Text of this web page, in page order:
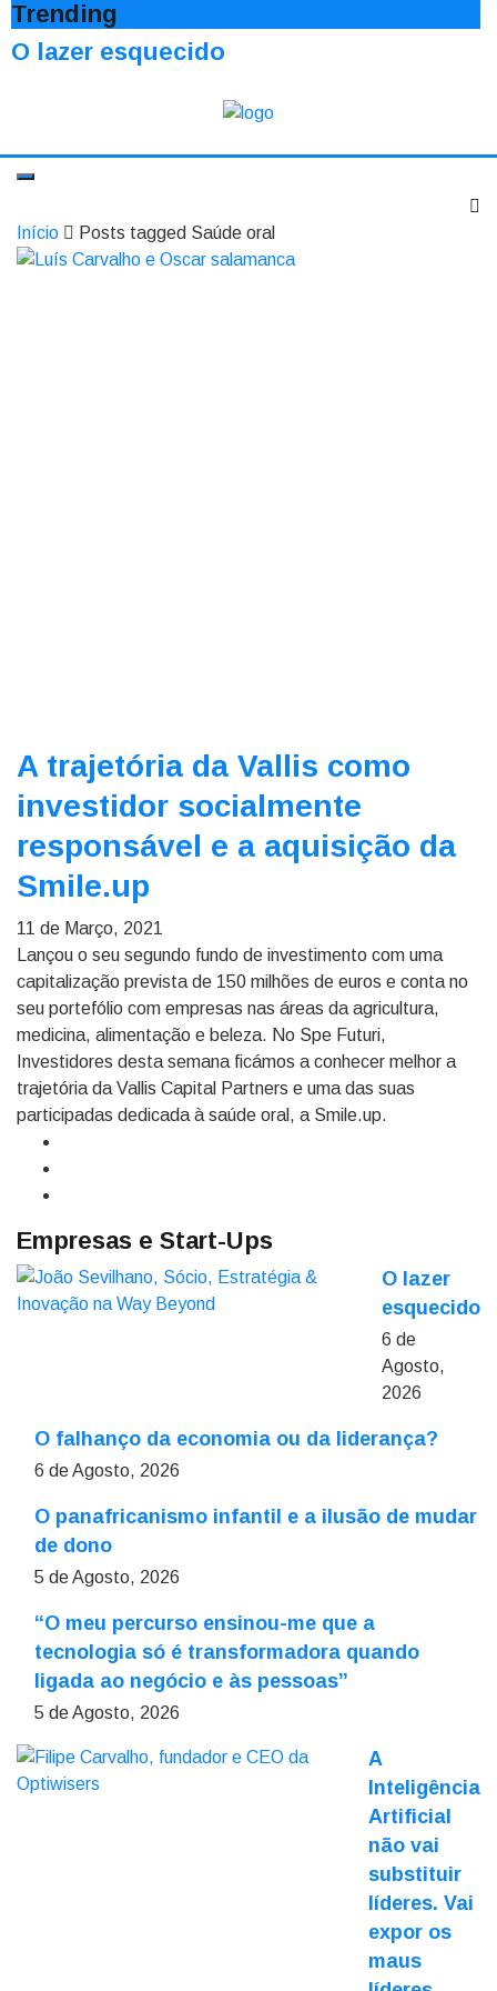
Trending
O lazer esquecido
Início Posts tagged Saúde oral
A trajetória da Vallis como
investidor socialmente
responsável e a aquisição da
Smile.up
11 de Março, 2021
Lançou o seu segundo fundo de investimento com uma
capitalização prevista de 150 milhões de euros e conta no
seu portefólio com empresas nas áreas da agricultura,
medicina, alimentação e beleza. No Spe Futuri,
Investidores desta semana ficámos a conhecer melhor a
trajetória da Vallis Capital Partners e uma das suas
participadas dedicada à saúde oral, a Smile.up.
Empresas e Start-Ups
O lazer
esquecido
6 de
Agosto,
2026
O falhanço da economia ou da liderança?
6 de Agosto, 2026
O panafricanismo infantil e a ilusão de mudar
de dono
5 de Agosto, 2026
“O meu percurso ensinou-me que a
tecnologia só é transformadora quando
ligada ao negócio e às pessoas”
5 de Agosto, 2026
A
Inteligência
Artificial
não vai
substituir
líderes. Vai
expor os
maus